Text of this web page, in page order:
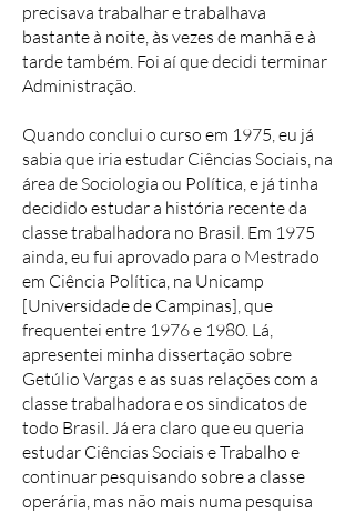
precisava trabalhar e trabalhava
bastante à noite, às vezes de manhã e à
tarde também. Foi aí que decidi terminar
Administração.
Quando conclui o curso em 1975, eu já
sabia que iria estudar Ciências Sociais, na
área de Sociologia ou Política, e já tinha
decidido estudar a história recente da
classe trabalhadora no Brasil. Em 1975
ainda, eu fui aprovado para o Mestrado
em Ciência Política, na Unicamp
[Universidade de Campinas], que
frequentei entre 1976 e 1980. Lá,
apresentei minha dissertação sobre
Getúlio Vargas e as suas relações com a
classe trabalhadora e os sindicatos de
todo Brasil. Já era claro que eu queria
estudar Ciências Sociais e Trabalho e
continuar pesquisando sobre a classe
operária, mas não mais numa pesquisa